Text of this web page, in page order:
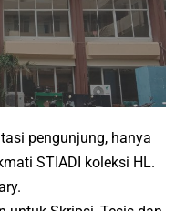
pengunjung, hanya
STIADI koleksi HL.